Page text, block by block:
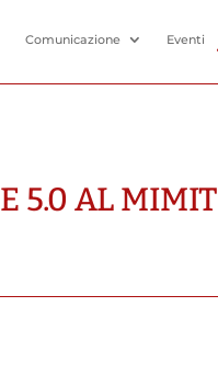
Comunicazione Eventi
5.0 AL MIMIT